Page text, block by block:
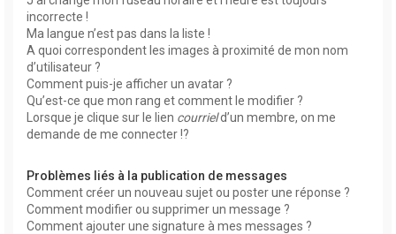
incorrecte !
Ma langue n’est pas dans la liste !
A quoi correspondent les images à proximité de mon nom
d’utilisateur ?
Comment puis-je afficher un avatar ?
Qu’est-ce que mon rang et comment le modifier ?
Lorsque je clique sur le lien courrield’un membre, on me
demande de me connecter !?
Problèmes liés à la publication de messages
Comment créer un nouveau sujet ou poster une réponse ?
Comment modifier ou supprimer un message ?
Comment ajouter une signature à mes messages ?